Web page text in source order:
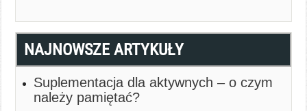
NAJNOWSZE ARTYKUŁY
Suplementacja dla aktywnych – o czym
należy pamiętać?